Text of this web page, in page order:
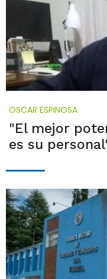
OSCAR ESPINOSA
"El mejor
es su